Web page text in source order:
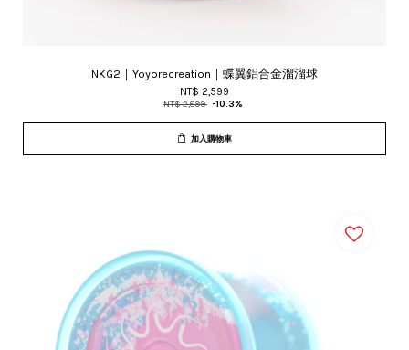
NKG2｜Yoyorecreation｜蝶翼鋁合金溜溜球
NT$ 2,599
NT$ 2,899 -10.3%
加入購物車